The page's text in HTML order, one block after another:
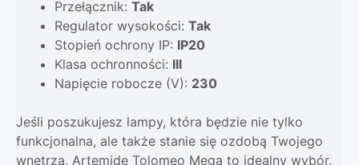
Przełącznik: Tak
Regulator wysokości: Tak
Stopień ochrony IP: IP20
Klasa ochronności: III
Napięcie robocze (V): 230
Jeśli poszukujesz lampy, która będzie nie tylko
funkcjonalna, ale także stanie się ozdobą Twojego
wnętrza, Artemide Tolomeo Mega to idealny wybór.